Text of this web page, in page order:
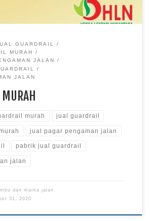
GUARDRAIL
MURAH
JALAN
JALAN
murah jual guardrail
jual pagar pengaman jalan
pabrik jual guardrail
jalan
dan marka jalan
31, 2020